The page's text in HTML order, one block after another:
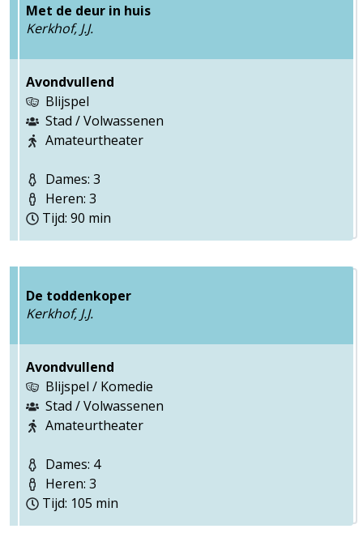
Met de deur in huis
Kerkhof, J.J.
Avondvullend
Blijspel
Stad / Volwassenen
Amateurtheater
Dames: 3
Heren: 3
Tijd: 90 min
De toddenkoper
Kerkhof, J.J.
Avondvullend
Blijspel / Komedie
Stad / Volwassenen
Amateurtheater
Dames: 4
Heren: 3
Tijd: 105 min